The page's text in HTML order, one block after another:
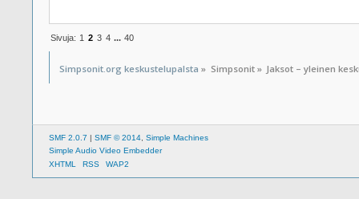
Sivuja: 1 2 3 4 ... 40
Simpsonit.org keskustelupalsta » Simpsonit» Jaksot – yleinen
SMF 2.0.7 | SMF © 2014, Simple Machines
Simple Audio Video Embedder
XHTML
RSS WAP2